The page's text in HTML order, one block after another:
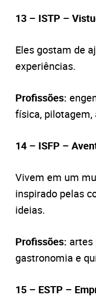
13 – ISTP –
Eles gostam de
experiências.
Profissões:
física, pilotagem,
14 – ISFP –
Vivem em um
inspirado pelas
ideias.
Profissões: artes
gastronomia e
15 – ESTP –